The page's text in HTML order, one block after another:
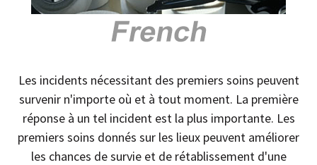
Les incidents nécessitant des premiers soins peuvent
survenir n'importe où et à tout moment. La première
réponse à un tel incident est la plus importante. Les
premiers soins donnés sur les lieux peuvent améliorer
les chances de survie et de rétablissement d'une